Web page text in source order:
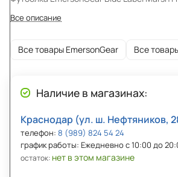
Все описание
Все товары EmersonGear Все
Наличие в магазинах:
Краснодар (ул. ш. Нефтяников,
телефон: 8 (989) 824 54 24
график работы: Ежедневно с 10:00 до
остаток: нет в этом магазине